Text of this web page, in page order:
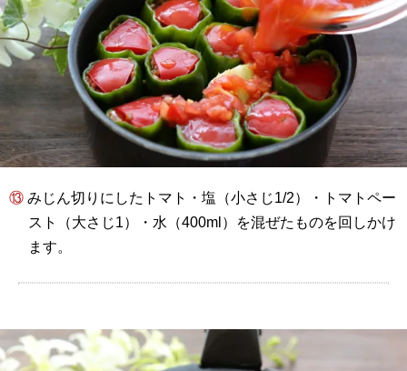
⑬ みじん切りにしたトマト・塩（小さじ1/2）・トマトペー
スト（大さじ1）・水（400ml）を混ぜたものを回しかけ
ます。